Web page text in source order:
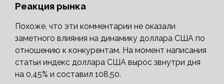
Реакция рынка
Похоже, что эти комментарии не оказали
заметного влияния на динамику доллара США по
отношению к конкурентам. На момент написания
статьи индекс доллара США вырос звнутри дня
на 0,45% и составил 108,50.